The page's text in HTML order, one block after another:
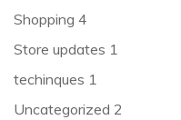
Shopping 4
Store updates 1
techinques 1
Uncategorized 2